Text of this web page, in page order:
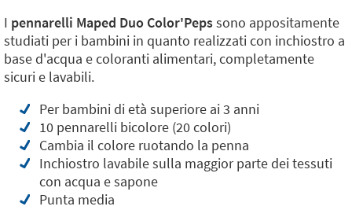
I pennarelli Maped Duo Color'Pepssono appositamente
studiati per i bambini in quanto realizzati con inchiostro a
base d'acqua e coloranti alimentari, completamente
sicuri e lavabili.
Per bambini di età superiore ai 3 anni
10 pennarelli bicolore (20 colori)
Cambia il colore ruotando la penna
Inchiostro lavabile sulla maggior parte dei tessuti
con acqua e sapone
Punta media